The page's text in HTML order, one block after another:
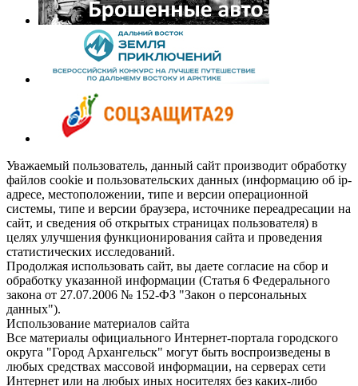
Уважаемый пользователь, данный сайт производит обработку
файлов cookie и пользовательских данных (информацию об ip-
адресе, местоположении, типе и версии операционной
системы, типе и версии браузера, источнике переадресации на
сайт, и сведения об открытых страницах пользователя) в
целях улучшения функционирования сайта и проведения
статистических исследований.
Продолжая использовать сайт, вы даете согласие на сбор и
обработку указанной информации (Статья 6 Федерального
закона от 27.07.2006 № 152-ФЗ "Закон о персональных
данных").
Использование материалов сайта
Все материалы официального Интернет-портала городского
округа "Город Архангельск" могут быть воспроизведены в
любых средствах массовой информации, на серверах сети
Интернет или на любых иных носителях без каких-либо